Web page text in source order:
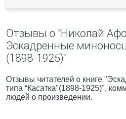
Отзывы о "Николай
Эскадренные
(1898-1925)"
Отзывы читателей о книге
типа “Касатка"(1898-1925)",
людей о произведении.